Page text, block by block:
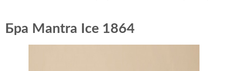
Бра Mantra Ice 1864